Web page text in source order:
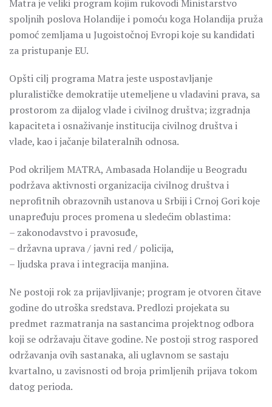
Matra je veliki program kojim rukovodi Ministarstvo
spoljnih poslova Holandije i pomoću koga Holandija pruža
pomoć zemljama u Jugoistočnoj Evropi koje su kandidati
za pristupanje EU.
Opšti cilj programa Matra jeste uspostavljanje
pluralističke demokratije utemeljene u vladavini prava, sa
prostorom za dijalog vlade i civilnog društva; izgradnja
kapaciteta i osnaživanje institucija civilnog društva i
vlade, kao i jačanje bilateralnih odnosa.
Pod okriljem MATRA, Ambasada Holandije u Beogradu
podržava aktivnosti organizacija civilnog društva i
neprofitnih obrazovnih ustanova u Srbiji i Crnoj Gori koje
unapređuju proces promena u sledećim oblastima:
– zakonodavstvo i pravosuđe,
– državna uprava / javni red / policija,
– ljudska prava i integracija manjina.
Ne postoji rok za prijavljivanje; program je otvoren čitave
godine do utroška sredstava. Predlozi projekata su
predmet razmatranja na sastancima projektnog odbora
koji se održavaju čitave godine. Ne postoji strog raspored
održavanja ovih sastanaka, ali uglavnom se sastaju
kvartalno, u zavisnosti od broja primljenih prijava tokom
datog perioda.